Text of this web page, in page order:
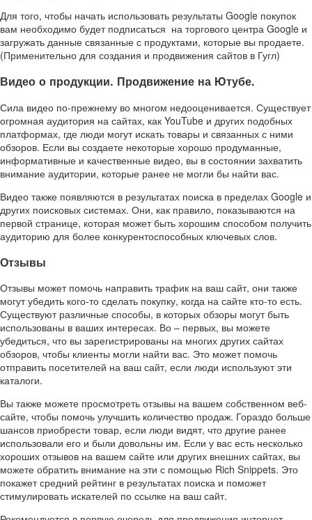
Для того, чтобы начать использовать результаты Google покупок
вам необходимо будет подписаться на торгового центра Google и
загружать данные связанные с продуктами, которые вы продаете.
(Применительно для создания и продвижения сайтов в Гугл)
Видео о продукции. Продвижение на Ютубе.
Сила видео по-прежнему во многом недооценивается. Существует
огромная аудитория на сайтах, как YouTube и других подобных
платформах, где люди могут искать товары и связанных с ними
обзоров. Если вы создаете некоторые хорошо продуманные,
информативные и качественные видео, вы в состоянии захватить
внимание аудитории, которые ранее не могли бы найти вас.
Видео также появляются в результатах поиска в пределах Google и
других поисковых системах. Они, как правило, показываются на
первой странице, которая может быть хорошим способом получить
аудиторию для более конкурентоспособных ключевых слов.
Отзывы
Отзывы может помочь направить трафик на ваш сайт, они также
могут убедить кого-то сделать покупку, когда на сайте кто-то есть.
Существуют различные способы, в которых обзоры могут быть
использованы в ваших интересах. Во – первых, вы можете
убедиться, что вы зарегистрированы на многих других сайтах
обзоров, чтобы клиенты могли найти вас. Это может помочь
отправить посетителей на ваш сайт, если люди используют эти
каталоги.
Вы также можете просмотреть отзывы на вашем собственном веб-
сайте, чтобы помочь улучшить количество продаж. Гораздо больше
шансов приобрести товар, если люди видят, что другие ранее
использовали его и были довольны им. Если у вас есть несколько
хороших отзывов на вашем сайте или других внешних сайтах, вы
можете обратить внимание на эти с помощью Rich Snippets. Это
покажет средний рейтинг в результатах поиска и поможет
стимулировать искателей по ссылке на ваш сайт.